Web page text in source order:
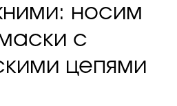
носим
с
цепями